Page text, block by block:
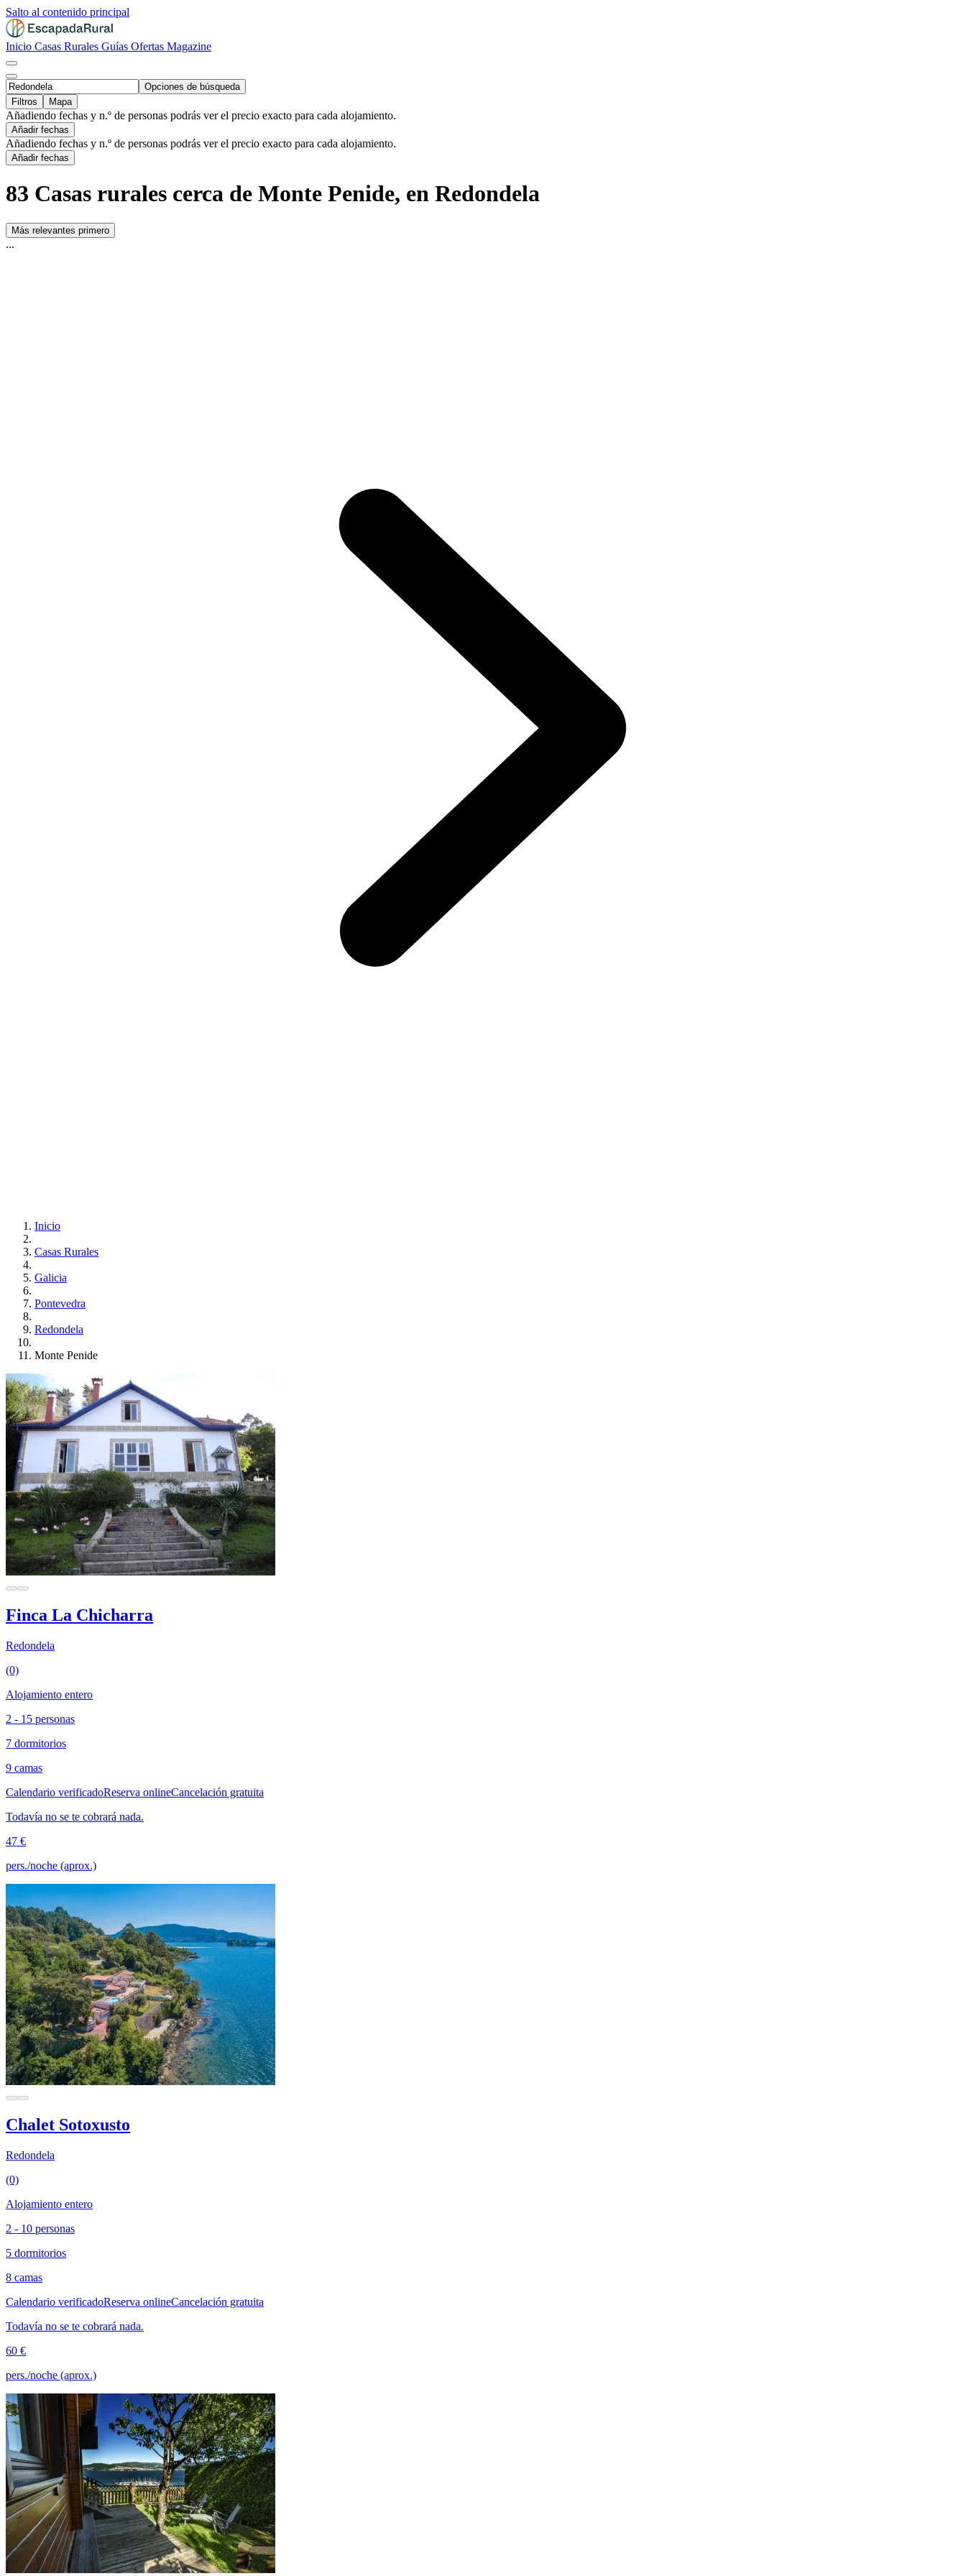
Salto al contenido principal
Inicio Casas Rurales Guías Ofertas Magazine
Opciones de búsqueda
Filtros
Mapa
Añadiendo fechas y n.º de personas podrás ver el precio exacto para cada alojamiento.
Añadir fechas
Añadiendo fechas y n.º de personas podrás ver el precio exacto para cada alojamiento.
Añadir fechas
83 Casas rurales cerca de Monte Penide, en Redondela
Más relevantes primero
...
Inicio
Casas Rurales
Galicia
Pontevedra
Redondela
Monte Penide
Finca La Chicharra
Redondela
(0)
Alojamiento entero
2 - 15 personas
7 dormitorios
9 camas
Calendario verificadoReserva onlineCancelación gratuita
Todavía no se te cobrará nada.
47 €
pers./noche (aprox.)
Chalet Sotoxusto
Redondela
(0)
Alojamiento entero
2 - 10 personas
5 dormitorios
8 camas
Calendario verificadoReserva onlineCancelación gratuita
Todavía no se te cobrará nada.
60 €
pers./noche (aprox.)